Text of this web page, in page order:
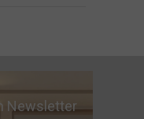
Newsletter